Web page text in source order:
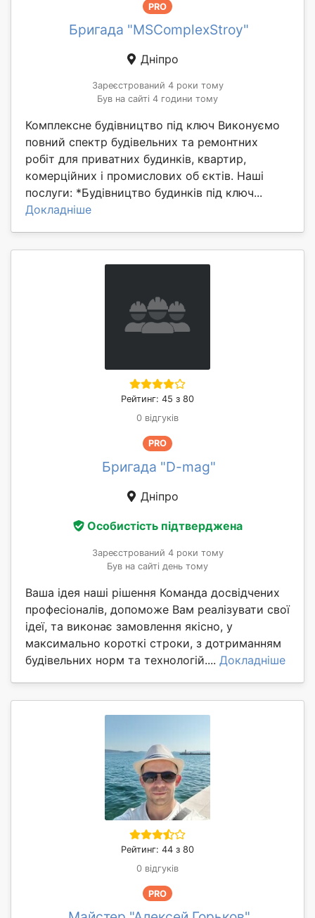
PRO
Бригада "MSComplexStroy"
Дніпро
Зареєстрований 4 роки тому
Був на сайті 4 години тому
Комплексне будівництво під ключ Виконуємо
повний спектр будівельних та ремонтних
робіт для приватних будинків, квартир,
комерційних і промислових об єктів. Наші
послуги: *Будівництво будинків під ключ...
Докладніше
Рейтинг: 45 з 80
0 відгуків
PRO
Бригада "D-mag"
Дніпро
Особистість підтверджена
Зареєстрований 4 роки тому
Був на сайті день тому
Ваша ідея наші рішення Команда досвідчених
професіоналів, допоможе Вам реалізувати свої
ідеї, та виконає замовлення якісно, у
максимально короткі строки, з дотриманням
будівельних норм та технологій.... Докладніше
Рейтинг: 44 з 80
0 відгуків
PRO